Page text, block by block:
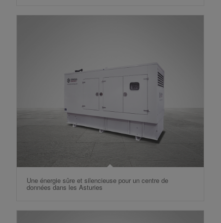
Une énergie sûre et silencieuse pour un centre de
données dans les Asturies